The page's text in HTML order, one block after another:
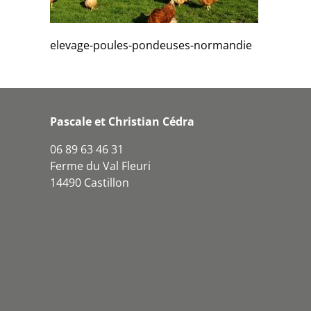
elevage-poules-pondeuses-normandie
Pascale et Christian Cédra
06 89 63 46 31
Ferme du Val Fleuri
14490 Castillon